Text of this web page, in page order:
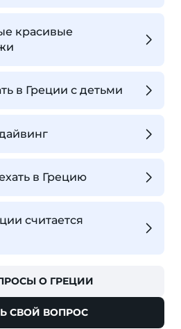
красивые
в Греции с детьми
в Грецию
считается
О ГРЕЦИИ
СВОЙ ВОПРОС